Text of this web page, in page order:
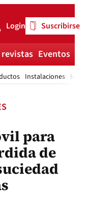
Login Suscribirse
Instalaciones
Eventos
para
de